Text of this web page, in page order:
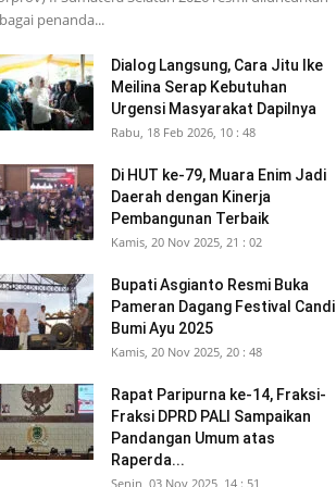
penanda...
Dialog Langsung, Cara Jitu Ike
Meilina Serap Kebutuhan
Urgensi Masyarakat Dapilnya
Rabu, 18 Feb 2026, 10 : 48
Di HUT ke-79, Muara Enim Jadi
Daerah dengan Kinerja
Pembangunan Terbaik
Kamis, 20 Nov 2025, 21 : 02
Bupati Asgianto Resmi Buka
Pameran Dagang Festival Candi
Bumi Ayu 2025
Kamis, 20 Nov 2025, 20 : 48
Rapat Paripurna ke-14, Fraksi-
Fraksi DPRD PALI Sampaikan
Pandangan Umum atas
Raperda...
Senin, 03 Nov 2025, 14 : 51